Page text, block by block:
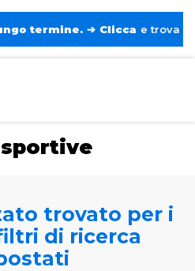
termine. ➔ Clicca e trova
trovato per i
di ricerca